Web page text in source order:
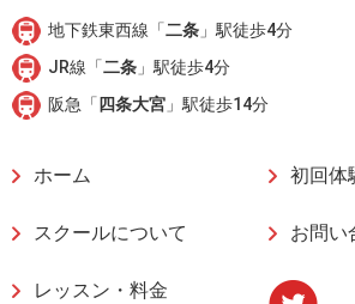
地下鉄東西線「二条 」駅徒歩4分
JR線「二条 」駅徒歩4分
阪急「 四条大宮 」駅徒歩14分
ホーム
スクールについて
レッスン・料金
初回体
お問い